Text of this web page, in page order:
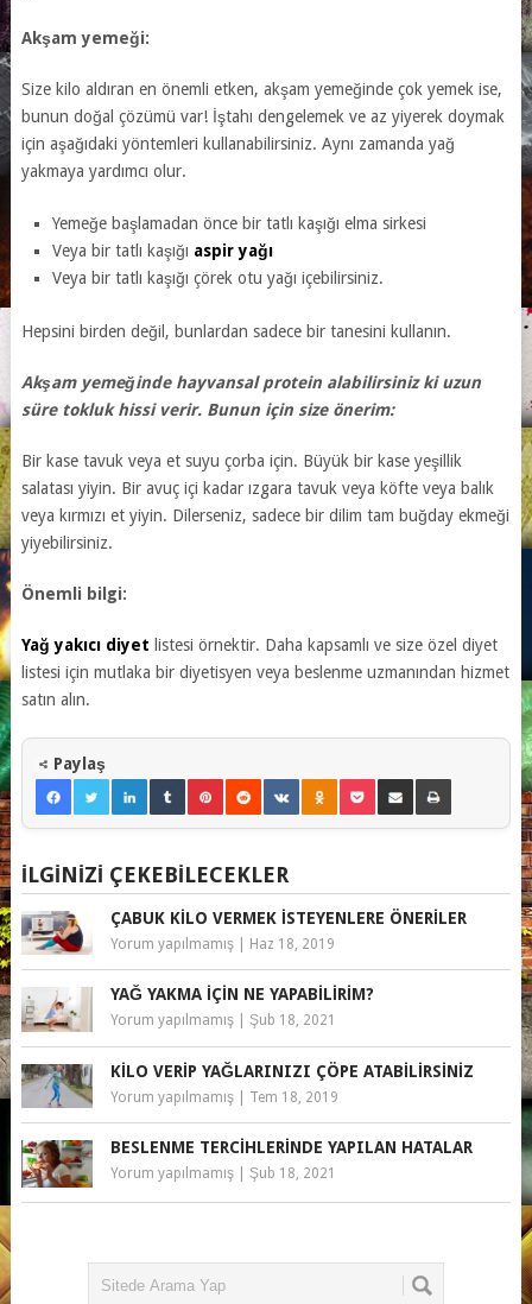
Akşam yemeği:
Size kilo aldıran en önemli etken, akşam yemeğinde çok yemek ise,
bunun doğal çözümü var! İştahı dengelemek ve az yiyerek doymak
için aşağıdaki yöntemleri kullanabilirsiniz. Aynı zamanda yağ
yakmaya yardımcı olur.
Yemeğe başlamadan önce bir tatlı kaşığı elma sirkesi
Veya bir tatlı kaşığı aspir yağı
Veya bir tatlı kaşığı çörek otu yağı içebilirsiniz.
Hepsini birden değil, bunlardan sadece bir tanesini kullanın.
Akşam yemeğinde hayvansal protein alabilirsiniz ki uzun
süre tokluk hissi verir. Bunun için size önerim:
Bir kase tavuk veya et suyu çorba için. Büyük bir kase yeşillik
salatası yiyin. Bir avuç içi kadar ızgara tavuk veya köfte veya balık
veya kırmızı et yiyin. Dilerseniz, sadece bir dilim tam buğday ekmeği
yiyebilirsiniz.
Önemli bilgi:
Yağ yakıcı diyet listesi örnektir. Daha kapsamlı ve size özel diyet
listesi için mutlaka bir diyetisyen veya beslenme uzmanından hizmet
satın alın.
Paylaş
İLGINIZI ÇEKEBILECEKLER
ÇABUK KILO VERMEK İSTEYENLERE ÖNERILER
Yorum yapılmamış| Haz 18, 2019
YAĞ YAKMA IÇIN NE YAPABILIRIM?
Yorum yapılmamış| Şub 18, 2021
KILO VERIP YAĞLARINIZI ÇÖPE ATABILIRSINIZ
Yorum yapılmamış| Tem 18, 2019
BESLENME TERCIHLERINDE YAPILAN HATALAR
Yorum yapılmamış| Şub 18, 2021